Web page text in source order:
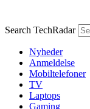
Search TechRadar
Nyheder
Anmeldelse
Mobiltelefoner
TV
Laptops
Gaming